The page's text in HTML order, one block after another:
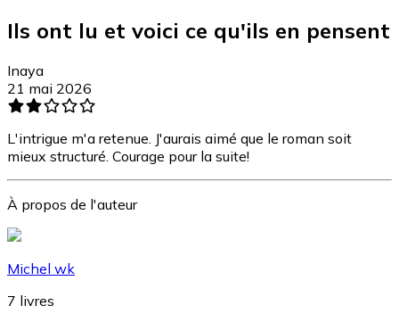
Ils ont lu et voici ce qu'ils en pensent
Inaya
21 mai 2026
L'intrigue m'a retenue. J'aurais aimé que le roman soit
mieux structuré. Courage pour la suite!
À propos de l'auteur
Michel wk
7 livres